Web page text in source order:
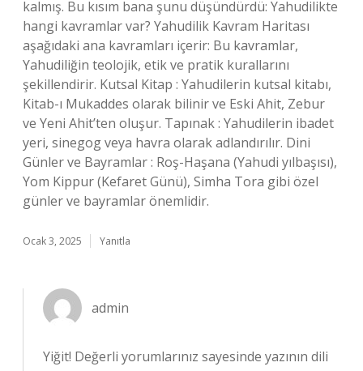
kalmış. Bu kısım bana şunu düşündürdü: Yahudilikte
hangi kavramlar var? Yahudilik Kavram Haritası
aşağıdaki ana kavramları içerir: Bu kavramlar,
Yahudiliğin teolojik, etik ve pratik kurallarını
şekillendirir. Kutsal Kitap : Yahudilerin kutsal kitabı,
Kitab-ı Mukaddes olarak bilinir ve Eski Ahit, Zebur
ve Yeni Ahit’ten oluşur. Tapınak : Yahudilerin ibadet
yeri, sinegog veya havra olarak adlandırılır. Dini
Günler ve Bayramlar : Roş-Haşana (Yahudi yılbaşısı),
Yom Kippur (Kefaret Günü), Simha Tora gibi özel
günler ve bayramlar önemlidir.
Ocak 3, 2025 Yanıtla
admin
Yiğit! Değerli yorumlarınız sayesinde yazının dili